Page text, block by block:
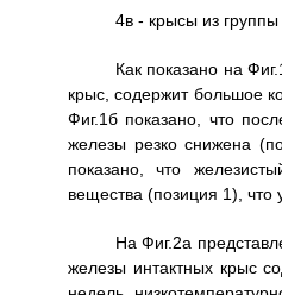
4в - крысы из группы
Как показано на
крыс, содержит большое
Фиг.1б показано, что
железы резко снижена
показано, что
вещества (позиция 1), что
На Фиг.2а
железы интактных крыс